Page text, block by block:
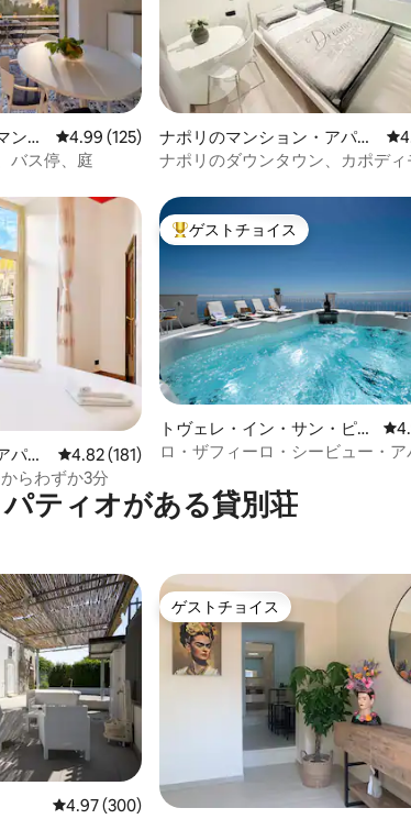
均評価
ンシ
レビュー125件、5つ星中4.99つ星の平均評価
4.99 (125)
バス停、庭
ナポリのマンション・アパー
ト
レ
ナポリのダウンタウン、カポディ
均評価
パー
レビュー181件、5つ星中4.82つ星の平均評価
4.82 (181)
らわずか3分
大好評のゲストチョイスです。
ゲストチョイス
トヴェレ・イン・サン・ピエ
トロのマンション・アパート
レ
ロ・ザフィーロ・シービュー・ア
パティオがある貸別荘
均評価レビュー300件、5つ星中4.97つ星の平均評価
4.97 (300)
ゲストチョイス
ゲストチョイス